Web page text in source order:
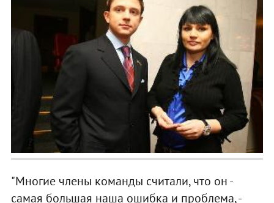
"Многие члены команды считали, что он -
самая большая наша ошибка и проблема, -